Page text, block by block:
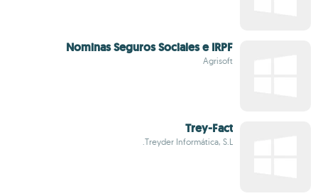
Nominas Seguros Sociales e IRPF
Agrisoft
Trey-Fact
Treyder Informática, S.L.